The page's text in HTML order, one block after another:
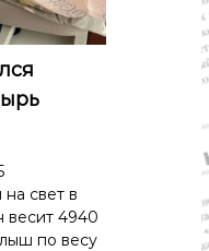
свет в
весит 4940
по весу